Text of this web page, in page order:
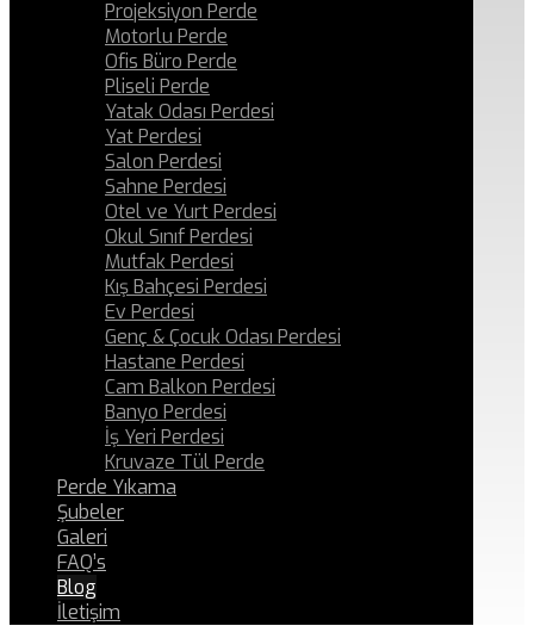
Projeksiyon Perde
Motorlu Perde
Ofis Büro Perde
Pliseli Perde
Yatak Odası Perdesi
Yat Perdesi
Salon Perdesi
Sahne Perdesi
Otel ve Yurt Perdesi
Okul Sınıf Perdesi
Mutfak Perdesi
Kış Bahçesi Perdesi
Ev Perdesi
Genç & Çocuk Odası Perdesi
Hastane Perdesi
Cam Balkon Perdesi
Banyo Perdesi
İş Yeri Perdesi
Kruvaze Tül Perde
Perde Yıkama
Şubeler
Galeri
FAQ’s
Blog
İletişim